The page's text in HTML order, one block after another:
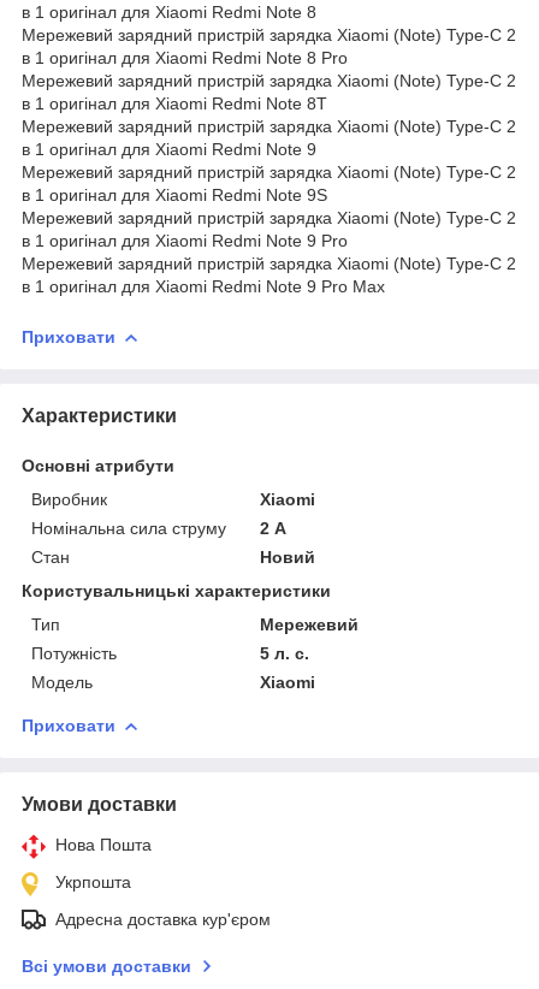
в 1 оригінал для Xiaomi Redmi Note 8
Мережевий зарядний пристрій зарядка Xiaomi (Note) Type-C 2
в 1 оригінал для Xiaomi Redmi Note 8 Pro
Мережевий зарядний пристрій зарядка Xiaomi (Note) Type-C 2
в 1 оригінал для Xiaomi Redmi Note 8T
Мережевий зарядний пристрій зарядка Xiaomi (Note) Type-C 2
в 1 оригінал для Xiaomi Redmi Note 9
Мережевий зарядний пристрій зарядка Xiaomi (Note) Type-C 2
в 1 оригінал для Xiaomi Redmi Note 9S
Мережевий зарядний пристрій зарядка Xiaomi (Note) Type-C 2
в 1 оригінал для Xiaomi Redmi Note 9 Pro
Мережевий зарядний пристрій зарядка Xiaomi (Note) Type-C 2
в 1 оригінал для Xiaomi Redmi Note 9 Pro Max
Приховати
Характеристики
Основні атрибути
Виробник
Xiaomi
Номінальна сила струму
2 А
Стан
Новий
Користувальницькі характеристики
Тип
Мережевий
Потужність
5 л. с.
Модель
Xiaomi
Приховати
Умови доставки
Нова Пошта
Укрпошта
Адресна доставка кур'єром
Всі умови доставки